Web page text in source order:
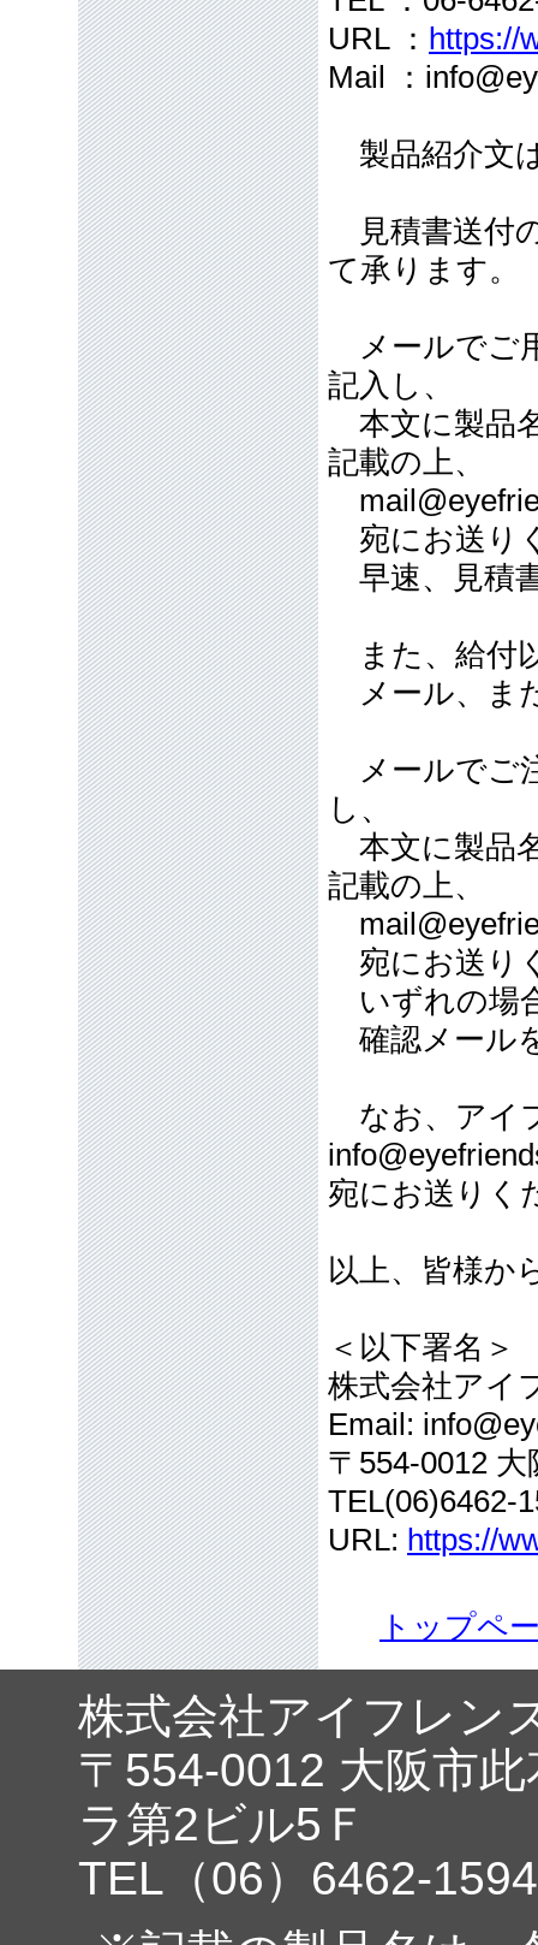
URL ： https://
Mail ：
製品紹介文
見積書送付
て承ります。
メールでご
記入し、
本文に製品
記載の上、
宛にお送り
早速、見積
また、給付
メール、ま
メールでご
し、
本文に製品
記載の上、
宛にお送り
いずれの場
確認メール
なお、アイ
宛にお送りく
以上、皆様か
＜以下署名＞
株式会社アイ
Email:
〒554-0012
TEL(06)6462-
URL: https://
トップペ
株式会社アイフレン
〒554-0012 大阪市
ラ第2ビル5Ｆ
TEL（06）6462-